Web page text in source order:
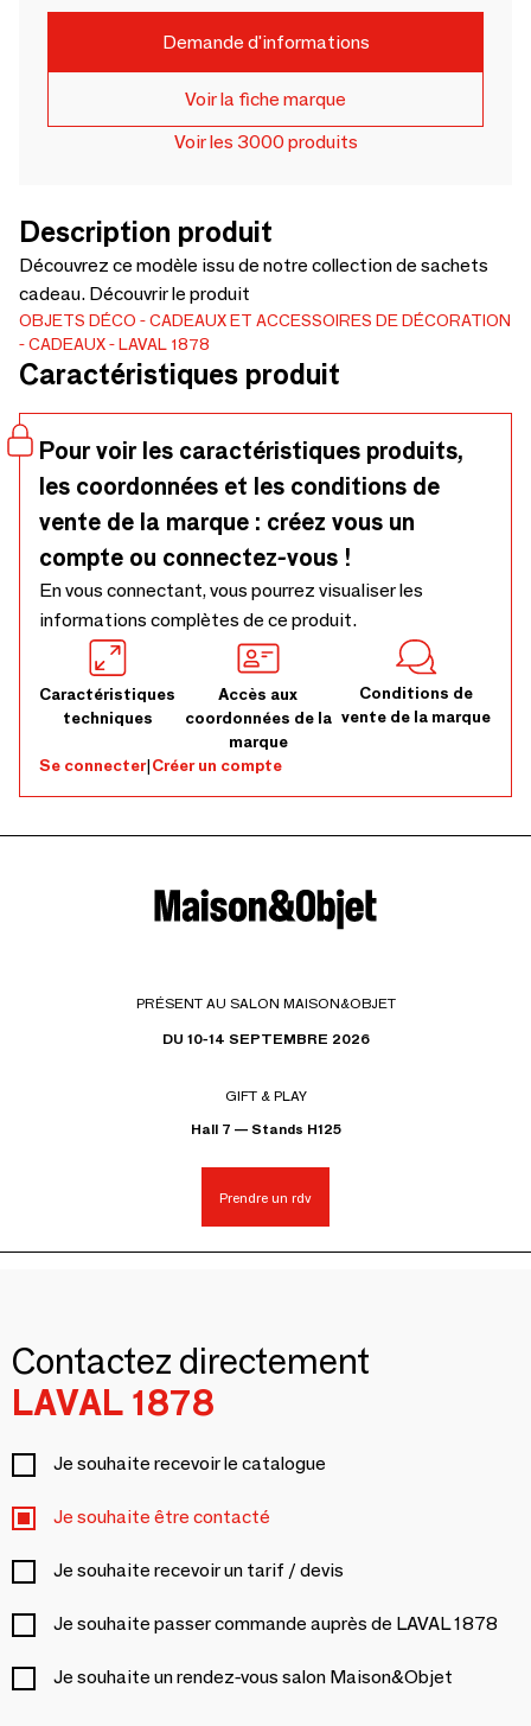
Demande d'informations
Voir la fiche marque
Voir les 3000 produits
Description produit
Découvrez ce modèle issu de notre collection de sachets
cadeau. Découvrir le produit
OBJETS DÉCO
CADEAUX ET ACCESSOIRES DE DÉCORATION
CADEAUX
LAVAL 1878
Caractéristiques produit
Pour voir les caractéristiques produits,
les coordonnées et les conditions de
vente de la marque : créez vous un
compte ou connectez-vous !
En vous connectant, vous pourrez visualiser les
informations complètes de ce produit.
Caractéristiques
techniques
Accès aux
coordonnées de la
marque
Conditions de
vente de la marque
Se connecter|Créer un compte
PRÉSENT AU SALON MAISON&OBJET
DU 10-14 SEPTEMBRE 2026
GIFT & PLAY
Hall 7 — Stands H125
Prendre un rdv
Contactez directement
LAVAL 1878
Je souhaite recevoir le catalogue
Je souhaite être contacté
Je souhaite recevoir un tarif / devis
Je souhaite passer commande auprès de LAVAL 1878
Je souhaite un rendez-vous salon Maison&Objet